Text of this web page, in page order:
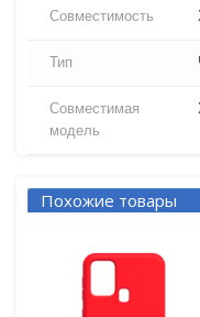
Совместимость
Тип
Совместимая
модель
Похожие товары